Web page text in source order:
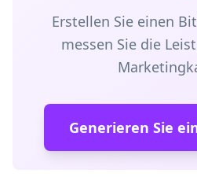
Erstellen Sie einen
messen Sie die